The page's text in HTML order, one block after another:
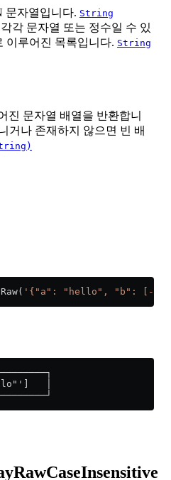
문자열입니다. String
각 문자열 또는 정수일 수 있
이루어진 목록입니다. String
진 문자열 배열을 반환합니
거나 존재하지 않으면 빈 배
'{"a": "hello", "b": [-
│